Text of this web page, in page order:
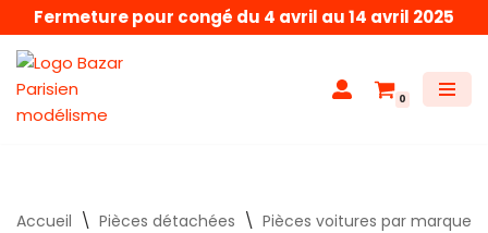
Aller
au
contenu
Fermeture pour congé du 4 avril au 14 avril 2025
0
Accueil \ Pièces détachées \ Pièces voitures par marque